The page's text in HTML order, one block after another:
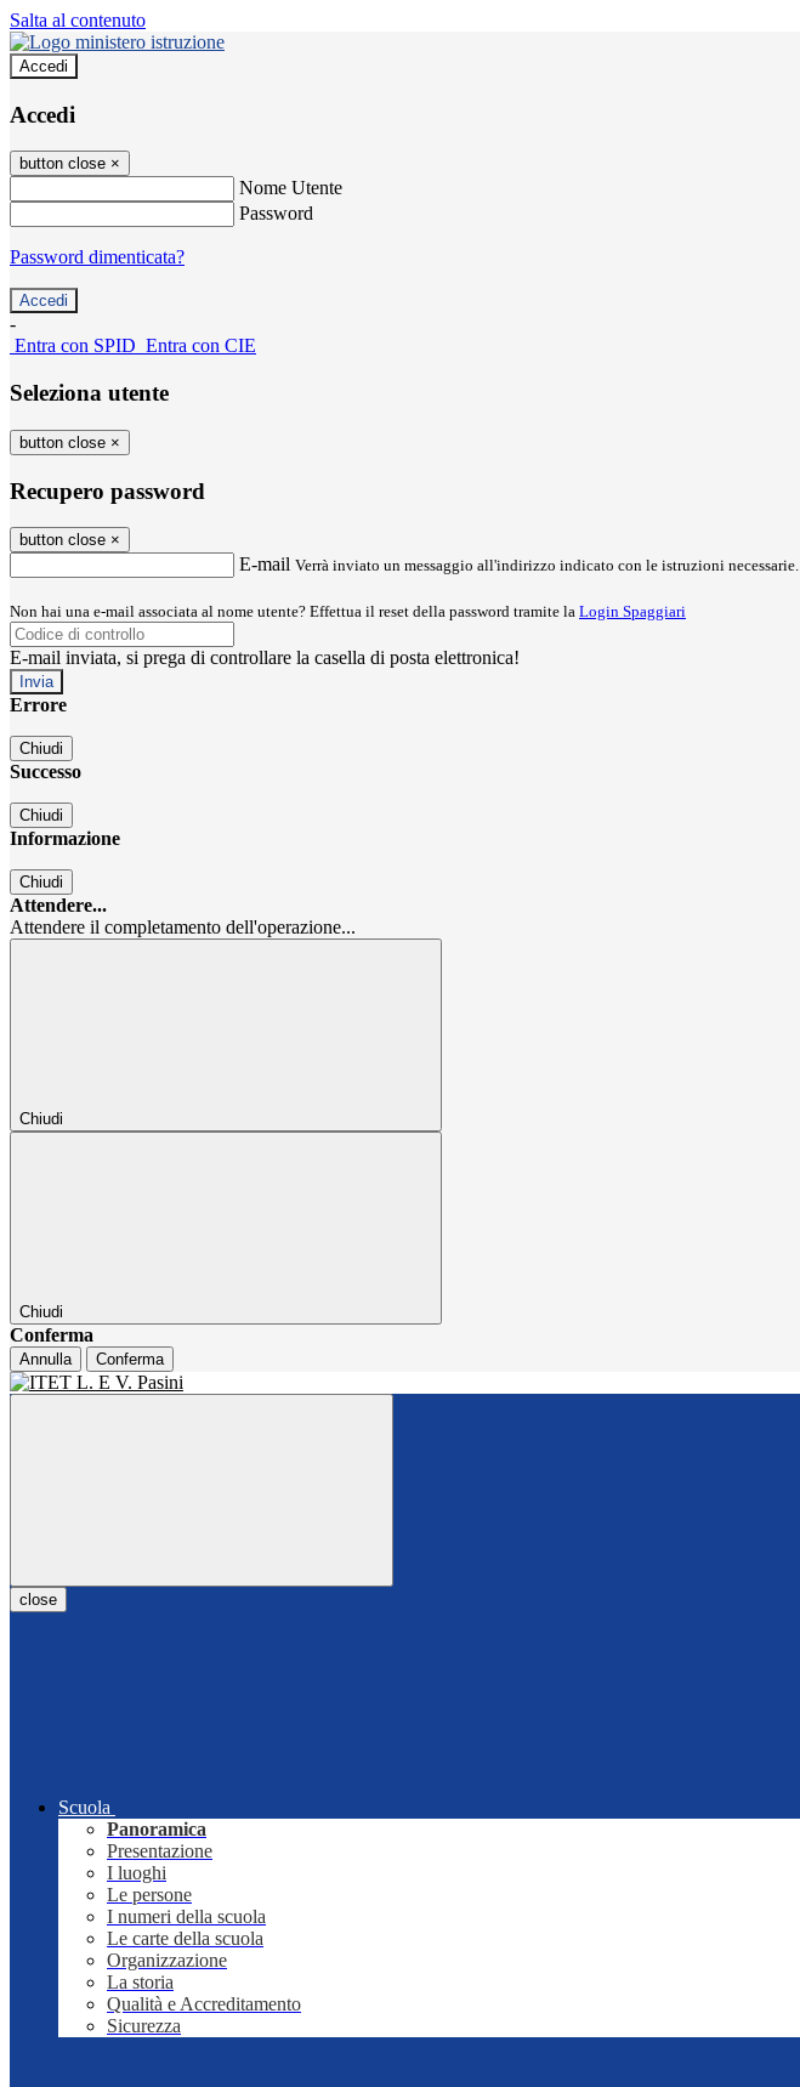
Salta al contenuto
Accedi
Accedi
button close ×
Nome Utente
Password
Password dimenticata?
-
Entra con SPID Entra con CIE
Seleziona utente
button close ×
Recupero password
button close ×
E-mail Verrà inviato un messaggio all'indirizzo indicato con le istruzioni necessarie.
Non hai una e-mail associata al nome utente? Effettua il reset della password tramite la Login Spaggiari
E-mail inviata, si prega di controllare la casella di posta elettronica!
Errore
Chiudi
Successo
Chiudi
Informazione
Chiudi
Attendere...
Attendere il completamento dell'operazione...
Chiudi
Chiudi
Conferma
Annulla Conferma
close
Scuola
Panoramica
Presentazione
I luoghi
Le persone
I numeri della scuola
Le carte della scuola
Organizzazione
La storia
Qualità e Accreditamento
Sicurezza